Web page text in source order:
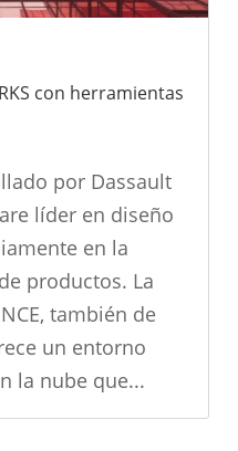
con herramientas
por Dassault
líder en diseño
en la
productos. La
también de
un entorno
la nube que...